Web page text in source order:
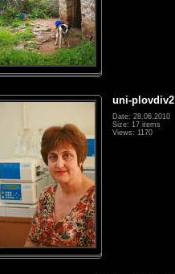
uni-plovdiv2
Date: 28.06.2010
Size: 17 items
Views: 1170